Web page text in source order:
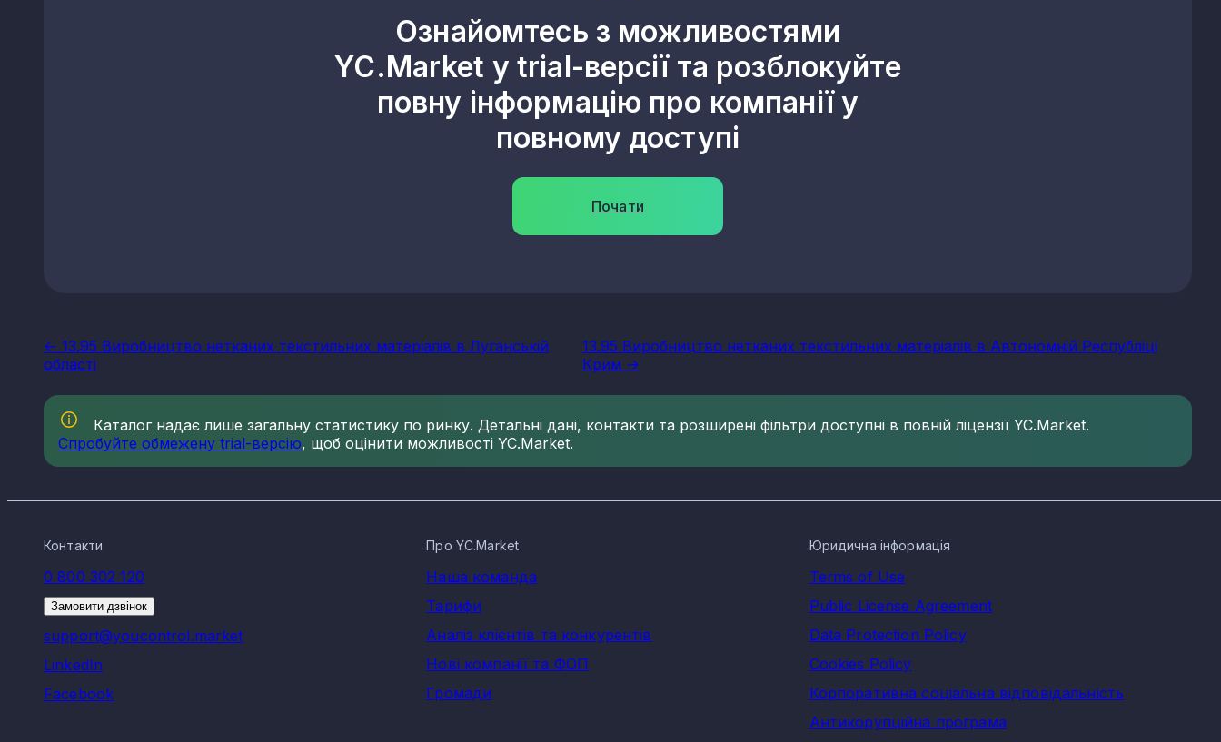
Ознайомтесь з можливостями
YC.Market у trial-версії та розблокуйте
повну інформацію про компанії у
повному доступі
Почати
<- 13.95 Виробництво нетканих текстильних матеріалів в Луганській
області
13.95 Виробництво нетканих текстильних матеріалів в Автономній Республіці
Крим ->
Каталог надає лише загальну статистику по ринку. Детальні дані, контакти та розширені фільтри доступні в повній ліцензії YC.Market.
Спробуйте обмежену trial-версію, щоб оцінити можливості YC.Market.
Контакти
0 800 302 120
Замовити дзвінок
support@youcontrol.market
LinkedIn
Facebook
Про YC.Market
Наша команда
Тарифи
Аналіз клієнтів та конкурентів
Нові компанії та ФОП
Громади
Юридична інформація
Terms of Use
Public License Agreement
Data Protection Policy
Cookies Policy
Корпоративна соціальна відповідальність
Антикорупційна програма